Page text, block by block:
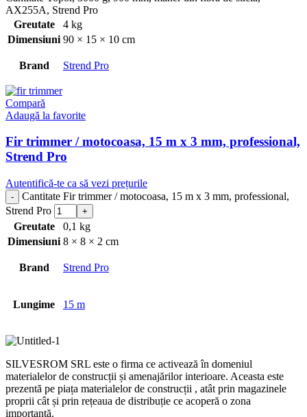
AX255A, Strend Pro
Greutate
4 kg
Dimensiuni 90 × 15 × 10 cm
Brand Strend Pro
Compară
Adaugă la favorite
Fir trimmer / motocoasa, 15 m x 3 mm, professional,
Strend Pro
Autentifică-te ca să vezi prețurile
Cantitate Fir trimmer / motocoasa, 15 m x 3 mm, professional,
Strend Pro
Greutate
0,1 kg
Dimensiuni 8 × 8 × 2 cm
Brand Strend Pro
Lungime 15 m
SILVESROM SRL este o firma ce activează în domeniul
materialelor de construcții și amenajărilor interioare. Aceasta este
prezentă pe piața materialelor de construcții , atât prin magazinele
proprii cât și prin rețeaua de distribuție ce acoperă o zona
importantă.